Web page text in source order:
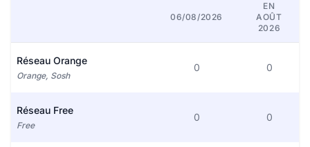
06/08/2026
EN
AOÛT
2026
Réseau Orange
Orange, Sosh
0 0
Réseau Free
Free
0 0